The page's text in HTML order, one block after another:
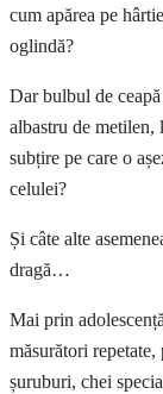
cum apărea pe
oglindă?
Dar bulbul de
albastru de
subțire pe care o
celulei?
Și câte alte
dragă…
Mai prin
măsurători
șuruburi, chei